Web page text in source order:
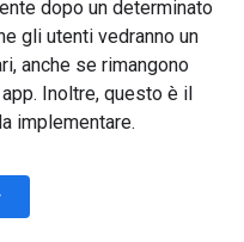
dopo un determinato
gli utenti vedranno un
anche se rimangono
Inoltre, questo è il
implementare.